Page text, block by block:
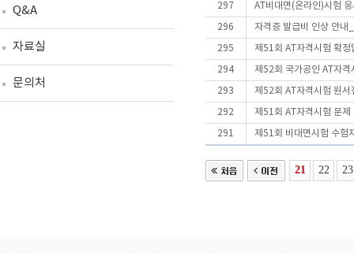
Q&A
자료실
문의처
297 AT비대면(온라인)시험
296 자격증 발급비 인상 안
295 제51회 AT자격시험 확정
294 제52회 국가공인 AT자격
293 제52회 AT자격시험 원서
292 제51회 AT자격시험 문
291 제51회 비대면시험 수험
21 22 23